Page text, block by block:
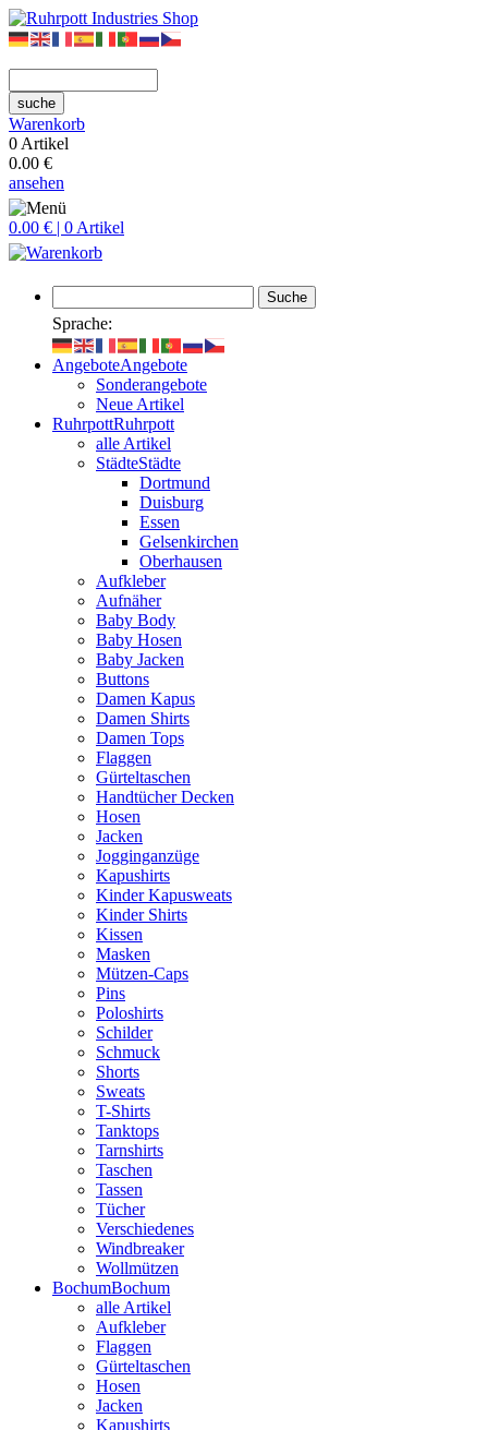
suche
Warenkorb
0 Artikel
0.00 €
ansehen
0.00 € | 0 Artikel
Suche
Sprache:
AngeboteAngebote
Sonderangebote
Neue Artikel
RuhrpottRuhrpott
alle Artikel
StädteStädte
Dortmund
Duisburg
Essen
Gelsenkirchen
Oberhausen
Aufkleber
Aufnäher
Baby Body
Baby Hosen
Baby Jacken
Buttons
Damen Kapus
Damen Shirts
Damen Tops
Flaggen
Gürteltaschen
Handtücher Decken
Hosen
Jacken
Jogginganzüge
Kapushirts
Kinder Kapusweats
Kinder Shirts
Kissen
Masken
Mützen-Caps
Pins
Poloshirts
Schilder
Schmuck
Shorts
Sweats
T-Shirts
Tanktops
Tarnshirts
Taschen
Tassen
Tücher
Verschiedenes
Windbreaker
Wollmützen
BochumBochum
alle Artikel
Aufkleber
Flaggen
Gürteltaschen
Hosen
Jacken
Kapushirts